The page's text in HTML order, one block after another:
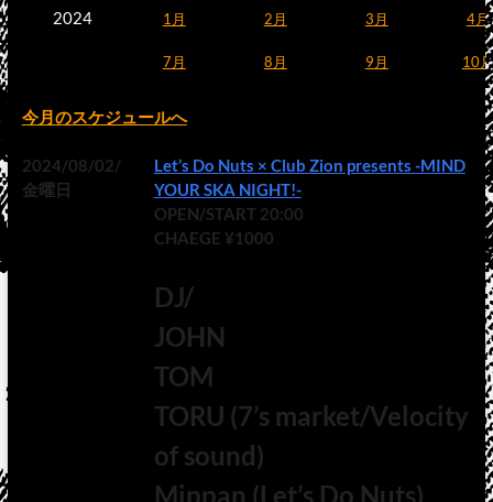
2024 1月 2月 3月 4月
7月 8月 9月 10月
今月のスケジュールへ
2024/08/02/
金曜日
Let’s Do Nuts × Club Zion presents -MIND
YOUR SKA NIGHT!-
OPEN/START 20:00
CHAEGE ¥1000
DJ/
JOHN
TOM
TORU (7’s market/Velocity
of sound)
Mippan (Let’s Do Nuts)